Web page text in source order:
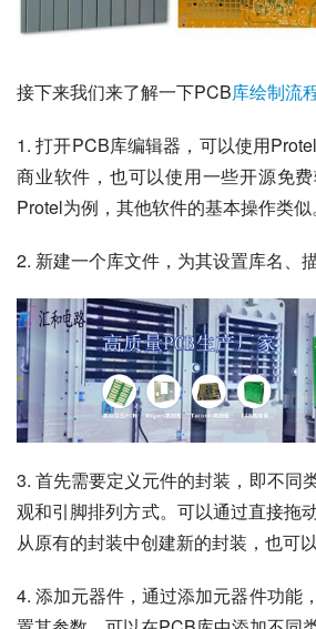
接下来我们来了解一下PCB库绘制流
1. 打开PCB库编辑器，可以使用
商业软件，也可以使用一些开源免
Protel为例，其他软件的基本操作类似。
2. 新建一个库文件，为其设置库名、
3. 首先需要定义元件的封装，即不同
观和引脚排列方式。可以通过直接拖
从原有的封装中创建新的封装，也可
4. 添加元器件，通过添加元器件功能